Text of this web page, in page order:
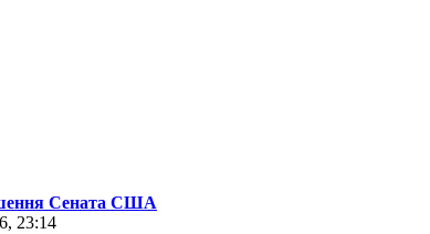
Сената США
23:14